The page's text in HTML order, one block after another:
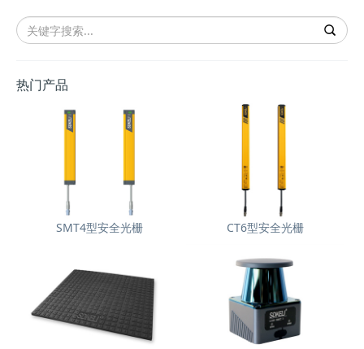
热门产品
SMT4型安全光栅 CT6型安全光栅